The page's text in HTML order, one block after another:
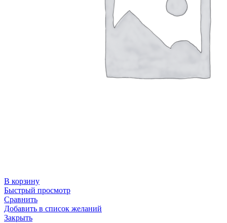
В корзину
Быстрый просмотр
Сравнить
Добавить в список желаний
Закрыть